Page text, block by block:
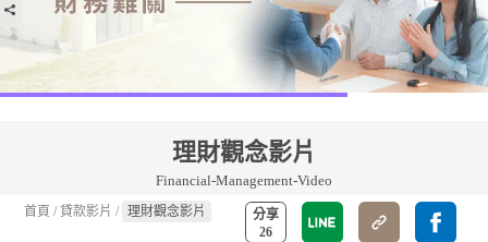
理財觀念影片
Financial-Management-Video
分享
26
首頁 / 貸款影片 / 理財觀念影片